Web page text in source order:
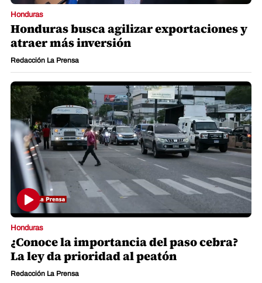
Honduras
Honduras busca agilizar exportaciones y
atraer más inversión
Redacción La Prensa
Honduras
¿Conoce la importancia del paso cebra?
La ley da prioridad al peatón
Redacción La Prensa